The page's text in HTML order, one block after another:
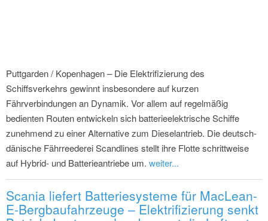
Puttgarden / Kopenhagen – Die Elektrifizierung des
Schiffsverkehrs gewinnt insbesondere auf kurzen
Fährverbindungen an Dynamik. Vor allem auf regelmäßig
bedienten Routen entwickeln sich batterieelektrische Schiffe
zunehmend zu einer Alternative zum Dieselantrieb. Die deutsch-
dänische Fährreederei Scandlines stellt ihre Flotte schrittweise
auf Hybrid- und Batterieantriebe um. weiter...
Scania liefert Batteriesysteme für MacLean-
E-Bergbaufahrzeuge – Elektrifizierung senkt